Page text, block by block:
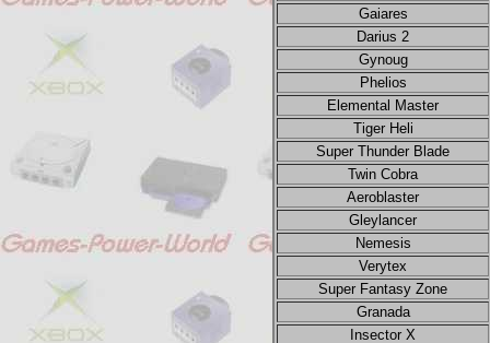
Gaiares
Darius 2
Gynoug
Phelios
Elemental Master
Tiger Heli
Super Thunder Blade
Twin Cobra
Aeroblaster
Gleylancer
Nemesis
Verytex
Super Fantasy Zone
Granada
Insector X